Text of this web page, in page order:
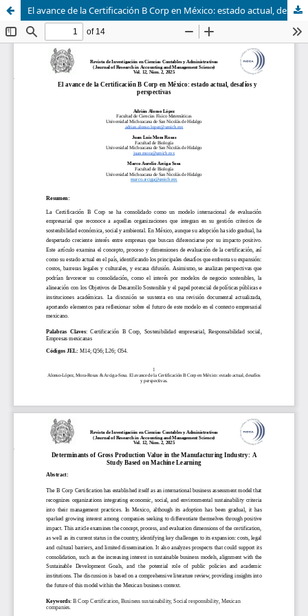
El avance de la Certificación B Corp en México: estado actual, desafíos y perspectivas